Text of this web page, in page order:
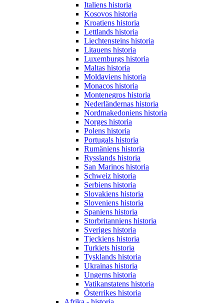
Italiens historia
Kosovos historia
Kroatiens historia
Lettlands historia
Liechtensteins historia
Litauens historia
Luxemburgs historia
Maltas historia
Moldaviens historia
Monacos historia
Montenegros historia
Nederländernas historia
Nordmakedoniens historia
Norges historia
Polens historia
Portugals historia
Rumäniens historia
Rysslands historia
San Marinos historia
Schweiz historia
Serbiens historia
Slovakiens historia
Sloveniens historia
Spaniens historia
Storbritanniens historia
Sveriges historia
Tjeckiens historia
Turkiets historia
Tysklands historia
Ukrainas historia
Ungerns historia
Vatikanstatens historia
Österrikes historia